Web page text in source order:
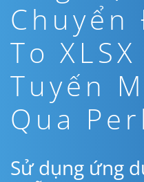
Chuyển
To
Tuyến
Qua Perl
Sử dụng ứng